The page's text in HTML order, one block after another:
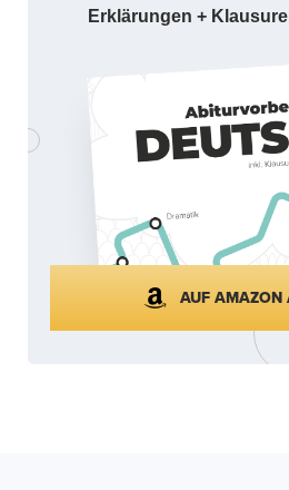
Erklärungen +
AUF AMAZON